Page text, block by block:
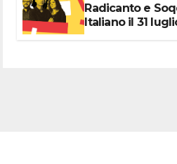
Radicanto e
Italiano il 31